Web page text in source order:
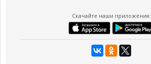
Скачайте наши приложения: